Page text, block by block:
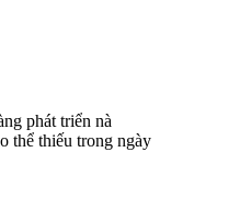
phát triển nà
thể thiếu trong ngày